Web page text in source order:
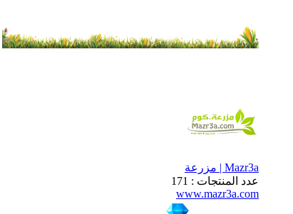
Mazr3a | مزرعة
عدد المنتجات : 171
www.mazr3a.com